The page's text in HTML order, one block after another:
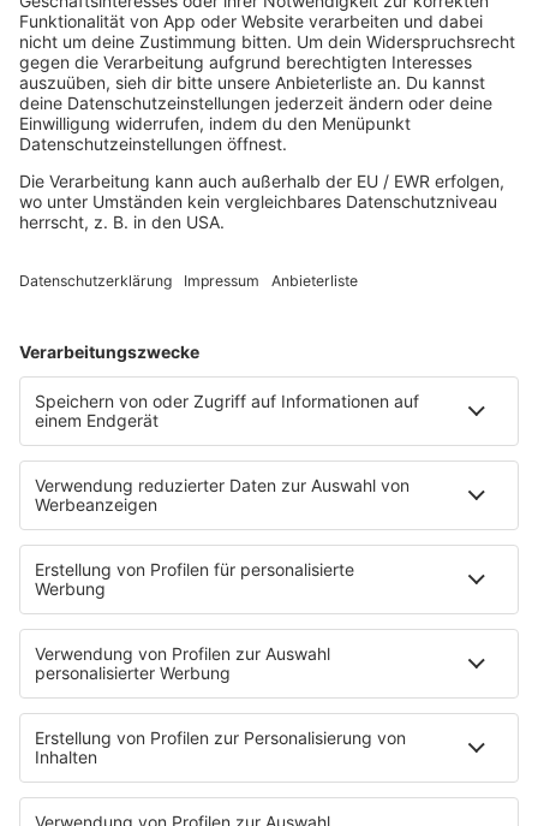
Jetzt abstimmen
Konzerte & Tickets
Konzertkalender
Tickets gewinnen
Musik
Top 40 Countdown
Titelsuche
Album der Woche
Musikwunsch
delta radio auf radioplayer.de
Frischetheke
Musikspezial